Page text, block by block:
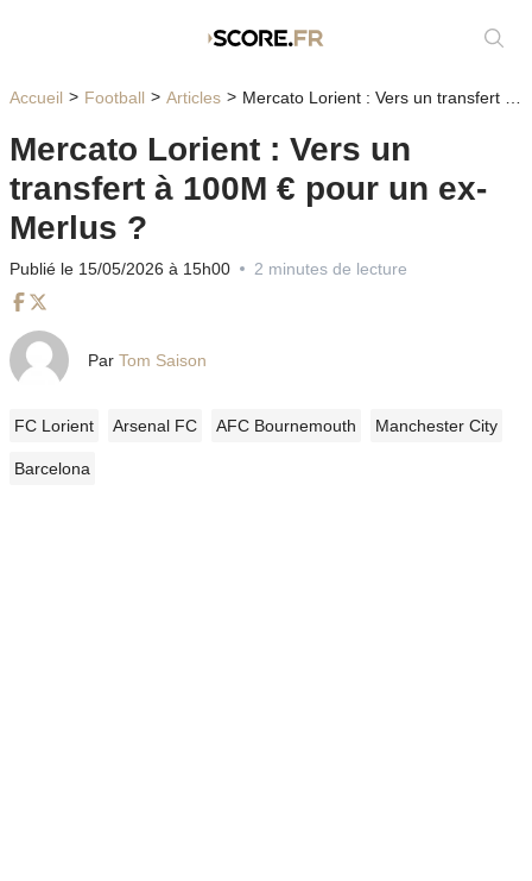
Accueil Football Articles Mercato Lorient : Vers un transfert à 100M € pour un ex-Merlus ?
Mercato Lorient : Vers un
transfert à 100M € pour un ex-
Merlus ?
Publié le 15/05/2026 à 15h00 2 minutes de lecture
Par Tom Saison
FC Lorient Arsenal FC AFC Bournemouth Manchester City
Barcelona